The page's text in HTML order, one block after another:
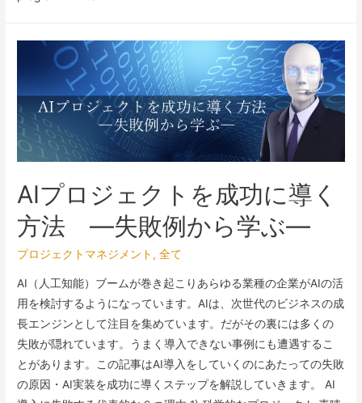
AIプロジェクトを成功に導く
方法 ―失敗例から学ぶ―
プロジェクトマネジメント ,全て
AI（人工知能）ブームが巻き起こりあらゆる業種の企業がAIの活
用を検討するようになっています。AIは、次世代のビジネスの成
長エンジンとして注目を集めています。だがその裏には多くの
失敗が隠れています。うまく導入できない事例にも遭遇するこ
とがあります。この記事はAI導入をしていくのにあたっての失敗
の原因・AI実装を成功に導くステップを解説していきます。 AI